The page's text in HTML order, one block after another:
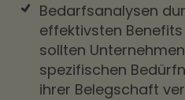
Bedarfsanalysen
effektivsten
sollten
spezifischen
ihrer Belegschaft